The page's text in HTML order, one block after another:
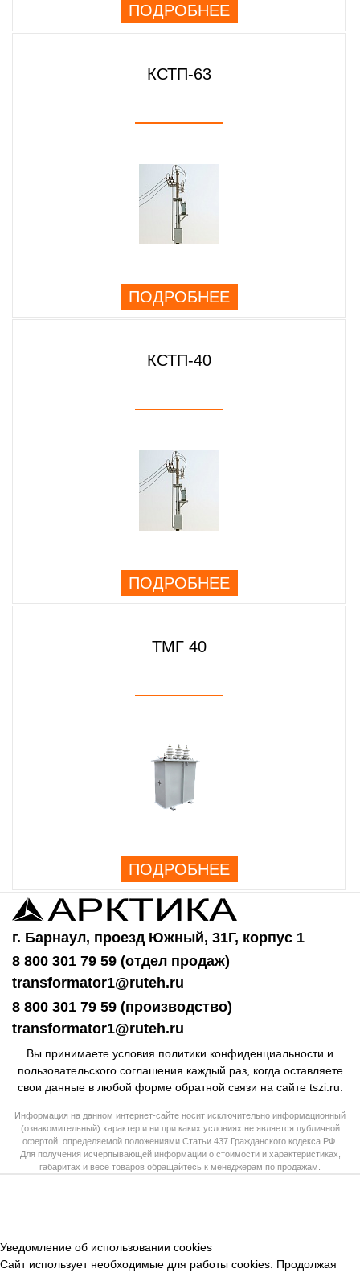
ПОДРОБНЕЕ
КСТП-63
ПОДРОБНЕЕ
КСТП-40
ПОДРОБНЕЕ
ТМГ 40
ПОДРОБНЕЕ
г. Барнаул, проезд Южный, 31Г, корпус 1
8 800 301 79 59 (отдел продаж)
transformator1@ruteh.ru
8 800 301 79 59 (производство)
transformator1@ruteh.ru
Вы принимаете условия политики конфиденциальности и
пользовательского соглашения каждый раз, когда оставляете
свои данные в любой форме обратной связи на сайте tszi.ru.
Информация на данном интернет-сайте носит исключительно информационный
(ознакомительный) характер и ни при каких условиях не является публичной
офертой, определяемой положениями Статьи 437 Гражданского кодекса РФ.
Для получения исчерпывающей информации о стоимости и характеристиках,
габаритах и весе товаров обращайтесь к менеджерам по продажам.
Уведомление об использовании cookies
Сайт использует необходимые для работы cookies. Продолжая